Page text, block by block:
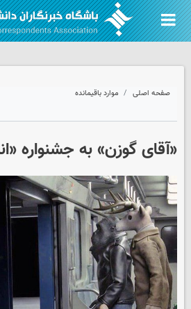
صفحه اصلی موارد باقیمانده
«آقای گوزن» به جشنواره